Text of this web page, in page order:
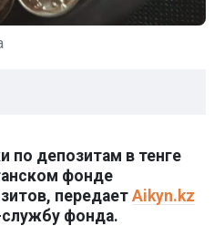
по депозитам в тенге
фонде
передает Aikyn.kz
фонда.